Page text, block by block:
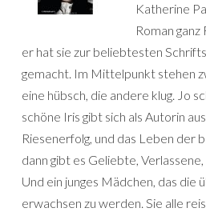
Katherine
Roman
er hat sie zur beliebtesten
gemacht. Im Mittelpunkt stehen
eine hübsch, die andere klug. Jo
schöne Iris gibt sich als Autorin
Riesenerfolg, und das Leben der
dann gibt es Geliebte,
Und ein junges Mädchen, das die
erwachsen zu werden. Sie alle